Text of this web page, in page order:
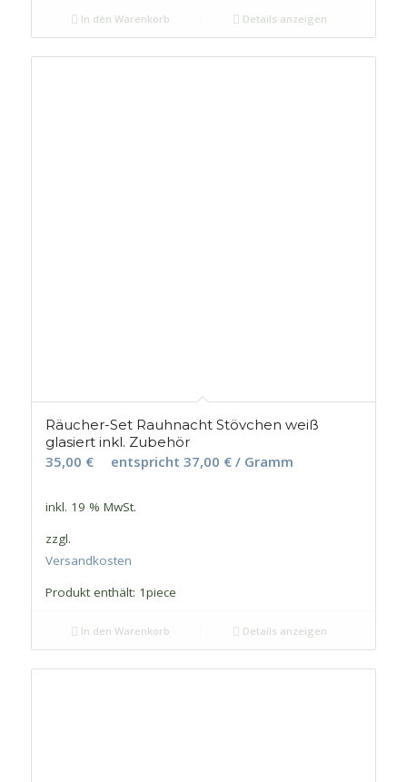
In den Warenkorb Details anzeigen
Räucher-Set Rauhnacht Stövchen weiß
glasiert inkl. Zubehör
35,00 € entspricht 37,00 €/ Gramm
inkl. 19 % MwSt.
zzgl.
Versandkosten
Produkt enthält: 1piece
In den Warenkorb Details anzeigen